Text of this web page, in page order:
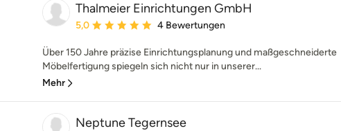
Thalmeier Einrichtungen GmbH
Durchschnittliche Bewertung: 5 von 5 Sternen
5,0 4 Bewertungen
Über 150 Jahre präzise Einrichtungsplanung und maßgeschneiderte
Möbelfertigung spiegeln sich nicht nur in unserer...
Mehr
Neptune Tegernsee